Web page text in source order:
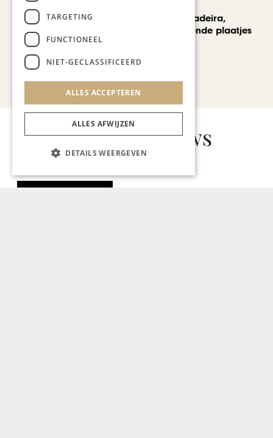
Een week op Madeira,
voorbij de bekende plaatjes
Bekijk alle artikelen
Gerelateerd nieuws
TARGETING
FUNCTIONEEL
NIET-GECLASSIFICEERD
ALLES ACCEPTEREN
ALLES AFWIJZEN
DETAILS WEERGEVEN